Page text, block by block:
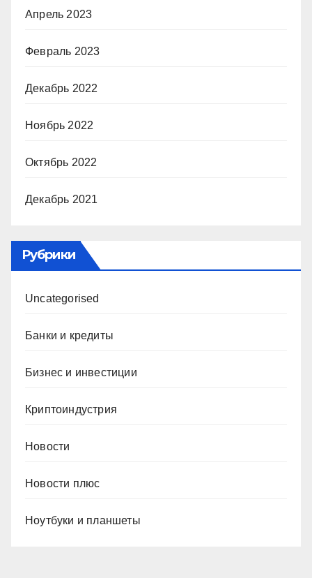
Апрель 2023
Февраль 2023
Декабрь 2022
Ноябрь 2022
Октябрь 2022
Декабрь 2021
Рубрики
Uncategorised
Банки и кредиты
Бизнес и инвестиции
Криптоиндустрия
Новости
Новости плюс
Ноутбуки и планшеты